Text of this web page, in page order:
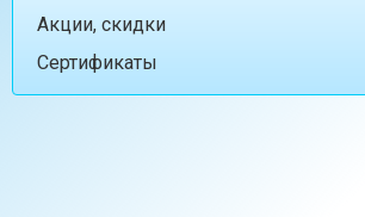
Акции, скидки
Сертификаты